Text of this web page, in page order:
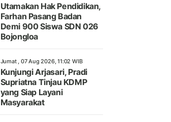
Utamakan Hak Pendidikan,
Farhan Pasang Badan
Demi 900 Siswa SDN 026
Bojongloa
Jumat , 07 Aug 2026, 11:02 WIB
Kunjungi Arjasari, Pradi
Supriatna Tinjau KDMP
yang Siap Layani
Masyarakat